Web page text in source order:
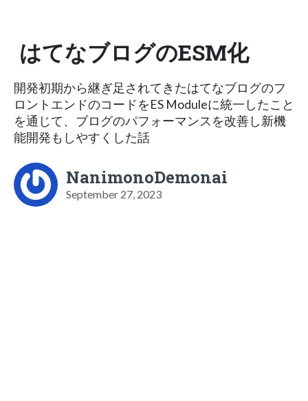
はてなブログのESM化
開発初期から継ぎ足されてきたはてなブログのフ
ロントエンドのコードをES Moduleに統一したこと
を通じて、ブログのパフォーマンスを改善し新機
能開発もしやすくした話
NanimonoDemonai
September 27, 2023